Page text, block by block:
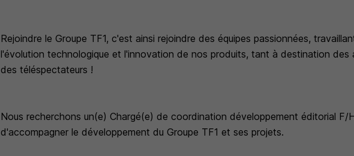
Rejoindre le Groupe TF1, c'est ainsi rejoindre des équipes passionnées,
l'évolution technologique et l'innovation de nos produits, tant à destination des
des téléspectateurs !
Nous recherchons un(e) Chargé(e) de coordination développement éditorial F/
d'accompagner le développement du Groupe TF1 et ses projets.